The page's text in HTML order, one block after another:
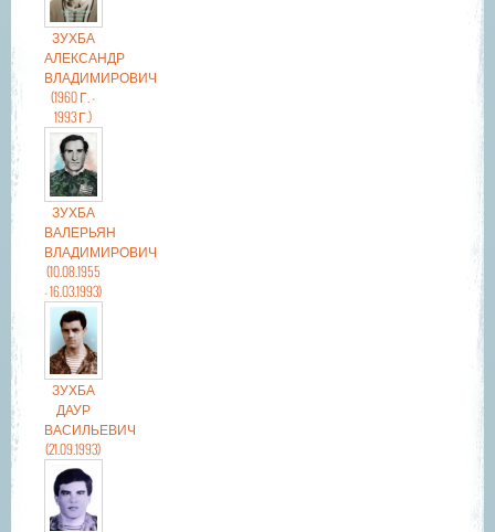
ЗУХБА
АЛЕКСАНДР
ВЛАДИМИРОВИЧ
(1960 Г. -
1993 Г.)
ЗУХБА
ВАЛЕРЬЯН
ВЛАДИМИРОВИЧ
(10.08.1955
- 16.03.1993)
ЗУХБА
ДАУР
ВАСИЛЬЕВИЧ
(21.09.1993)